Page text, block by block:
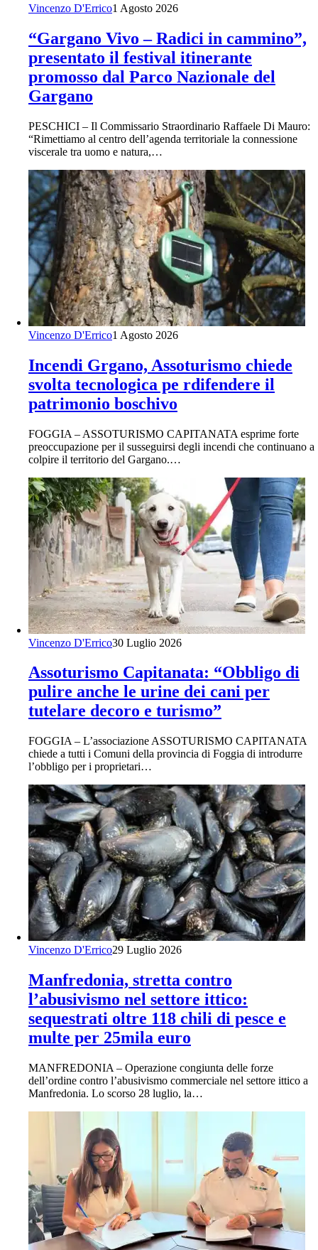
Vincenzo D'Errico1 Agosto 2026
“Gargano Vivo – Radici in cammino”,
presentato il festival itinerante
promosso dal Parco Nazionale del
Gargano
PESCHICI – Il Commissario Straordinario Raffaele Di Mauro:
“Rimettiamo al centro dell’agenda territoriale la connessione
viscerale tra uomo e natura,…
Vincenzo D'Errico1 Agosto 2026
Incendi Grgano, Assoturismo chiede
svolta tecnologica pe rdifendere il
patrimonio boschivo
FOGGIA – ASSOTURISMO CAPITANATA esprime forte
preoccupazione per il susseguirsi degli incendi che continuano a
colpire il territorio del Gargano.…
Vincenzo D'Errico30 Luglio 2026
Assoturismo Capitanata: “Obbligo di
pulire anche le urine dei cani per
tutelare decoro e turismo”
FOGGIA – L’associazione ASSOTURISMO CAPITANATA
chiede a tutti i Comuni della provincia di Foggia di introdurre
l’obbligo per i proprietari…
Vincenzo D'Errico29 Luglio 2026
Manfredonia, stretta contro
l’abusivismo nel settore ittico:
sequestrati oltre 118 chili di pesce e
multe per 25mila euro
MANFREDONIA – Operazione congiunta delle forze
dell’ordine contro l’abusivismo commerciale nel settore ittico a
Manfredonia. Lo scorso 28 luglio, la…